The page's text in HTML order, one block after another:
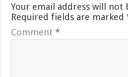
Your email address will not
Required fields are marked
Comment*